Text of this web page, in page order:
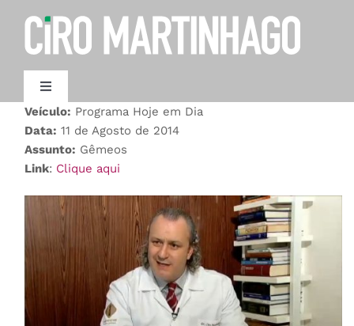
Toggle
Navigation
AGENDAMENTO
Veículo: Programa Hoje em Dia
Data: 11 de Agosto de 2014
Assunto: Gêmeos
Link: Clique aqui